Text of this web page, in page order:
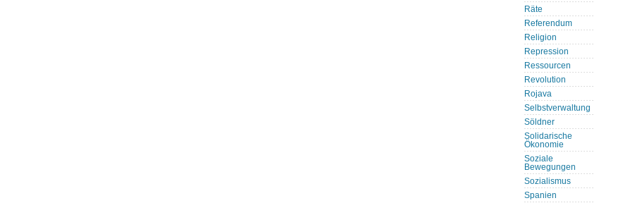
Räte
Referendum
Religion
Repression
Ressourcen
Revolution
Rojava
Selbstverwaltung
Söldner
Solidarische
Ökonomie
Soziale
Bewegungen
Sozialismus
Spanien